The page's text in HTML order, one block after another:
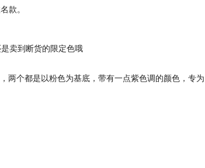
款。
两个都是以粉色为基底，带有一点紫色调的颜色，专为